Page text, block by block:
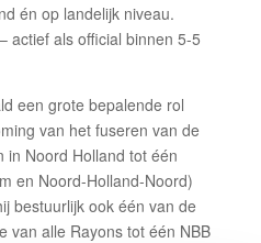
én op landelijk niveau.
actief als official binnen 5-5
een grote bepalende rol
van het fuseren van de
in Noord Holland tot één
en Noord-Holland-Noord)
bestuurlijk ook één van de
van alle Rayons tot één NBB